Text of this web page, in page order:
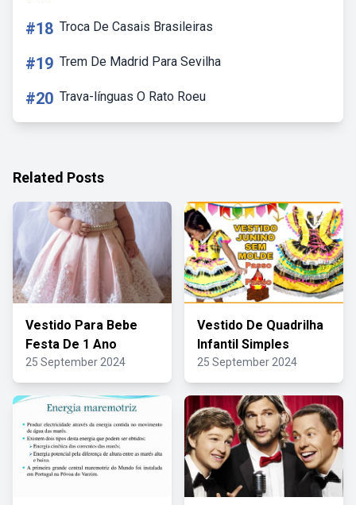
#18 Troca De Casais Brasileiras
#19 Trem De Madrid Para Sevilha
#20 Trava-línguas O Rato Roeu
Related Posts
Vestido Para Bebe
Festa De 1 Ano
25 September 2024
Vestido De Quadrilha
Infantil Simples
25 September 2024